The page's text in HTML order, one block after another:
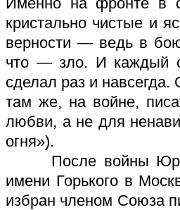
кристально чистые и
верности — ведь в
что — зло. И каждый
сделал раз и навсегда.
там же, на войне,
любви, а не для
огня»).
После войны Юрий
имени Горького в
избран членом Союза